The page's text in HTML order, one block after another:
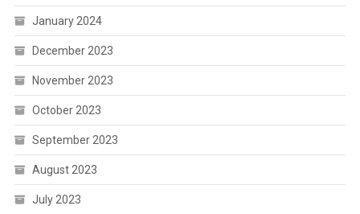
January 2024
December 2023
November 2023
October 2023
September 2023
August 2023
July 2023